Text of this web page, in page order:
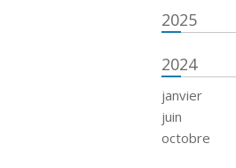
2025
2024
janvier
juin
octobre